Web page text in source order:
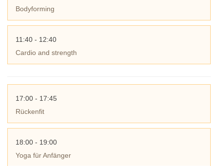
Bodyforming
11:40 - 12:40
Cardio and strength
17:00 - 17:45
Rückenfit
18:00 - 19:00
Yoga für Anfänger